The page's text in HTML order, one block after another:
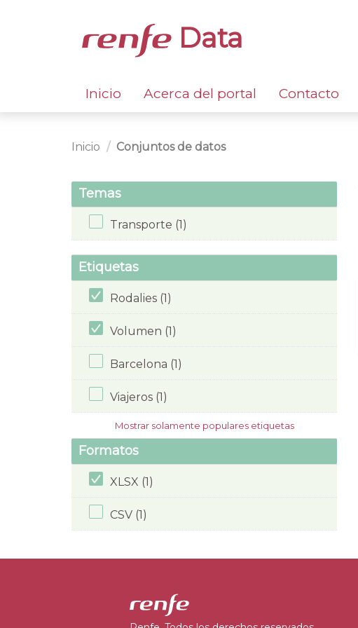
Data
Inicio Acerca del portal Contacto
Inicio Conjuntos de datos
Temas
Transporte (1)
Etiquetas
Rodalies (1)
Volumen (1)
Barcelona (1)
Viajeros (1)
Mostrar solamente populares etiquetas
Formatos
XLSX (1)
CSV (1)